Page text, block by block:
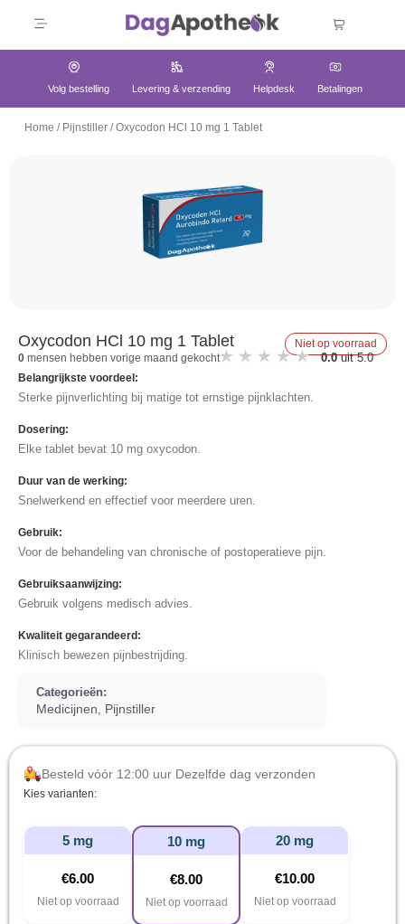
Volg bestelling Levering & verzending Helpdesk Betalingen
Home / Pijnstiller /Oxycodon HCl 10 mg 1 Tablet
Niet op voorraad
Oxycodon HCl 10 mg 1 Tablet
0 mensen hebben vorige maand gekocht 0.0uit 5.0
Belangrijkste voordeel:
Sterke pijnverlichting bij matige tot ernstige pijnklachten.
Dosering:
Elke tablet bevat 10 mg oxycodon.
Duur van de werking:
Snelwerkend en effectief voor meerdere uren.
Gebruik:
Voor de behandeling van chronische of postoperatieve pijn.
Gebruiksaanwijzing:
Gebruik volgens medisch advies.
Kwaliteit gegarandeerd:
Klinisch bewezen pijnbestrijding.
Categorieën:
Medicijnen Pijnstiller
Besteld vóór 12:00 uur Dezelfde dag verzonden
Kies varianten:
5 mg
€6.00
Niet op voorraad
10 mg
€8.00
Niet op voorraad
20 mg
€10.00
Niet op voorraad